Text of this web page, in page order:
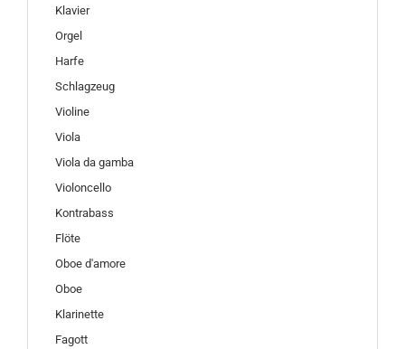
Klavier
Orgel
Harfe
Schlagzeug
Violine
Viola
Viola da gamba
Violoncello
Kontrabass
Flöte
Oboe d'amore
Oboe
Klarinette
Fagott